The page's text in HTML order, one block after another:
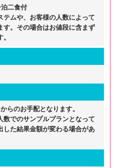
二食付
ムや、お客様の人数によって
す。その場合はお値段に含まず
らのお手配となります。
数でのサンプルプランとなって
した結果金額が変わる場合があ